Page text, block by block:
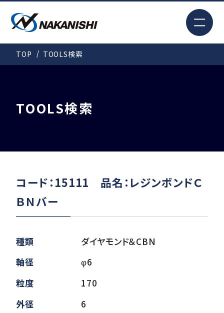
製品情報
事例紹介
ダウンロード
お客様サポート
TOP TOOLS検索
TOOLS検索
コード：15111 品名：レジンボンドＣ
ＢＮバー
種類
ダイヤモンド＆CBN
軸径
φ6
粒度
170
外径
6